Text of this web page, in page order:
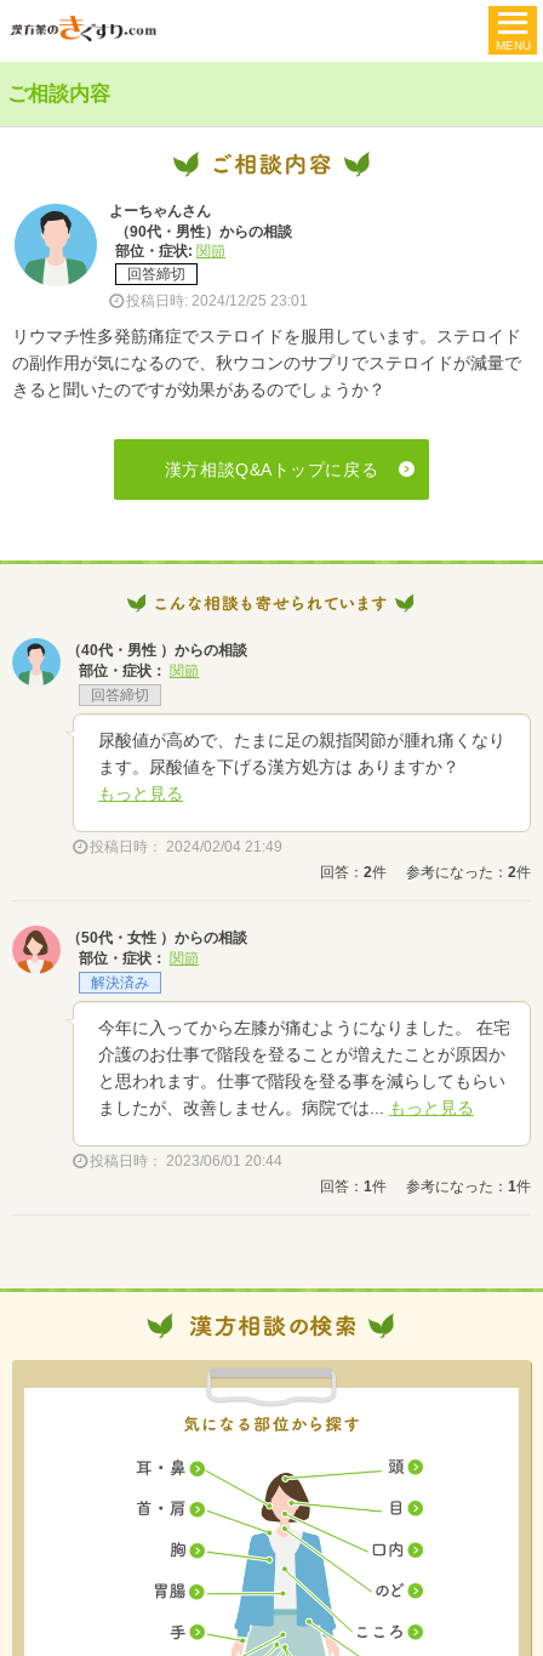
ご相談内容
よーちゃんさん
（90代・男性）からの相談
部位・症状: 関節
回答締切
投稿日時: 2024/12/25 23:01
リウマチ性多発筋痛症でステロイドを服用しています。ステロイド
の副作用が気になるので、秋ウコンのサプリでステロイドが減量で
きると聞いたのですが効果があるのでしょうか？
漢方相談Q&Aトップに戻る
（40代・男性 ）からの相談
部位・症状： 関節
回答締切
尿酸値が高めで、たまに足の親指関節が腫れ痛くなり
ます。尿酸値を下げる漢方処方は ありますか？
もっと見る
投稿日時： 2024/02/04 21:49
回答： 2件 参考になった： 2件
（50代・女性 ）からの相談
部位・症状： 関節
解決済み
今年に入ってから左膝が痛むようになりました。 在宅
介護のお仕事で階段を登ることが増えたことが原因か
と思われます。仕事で階段を登る事を減らしてもらい
ましたが、改善しません。病院では...
もっと見る
投稿日時： 2023/06/01 20:44
回答： 1件 参考になった： 1件